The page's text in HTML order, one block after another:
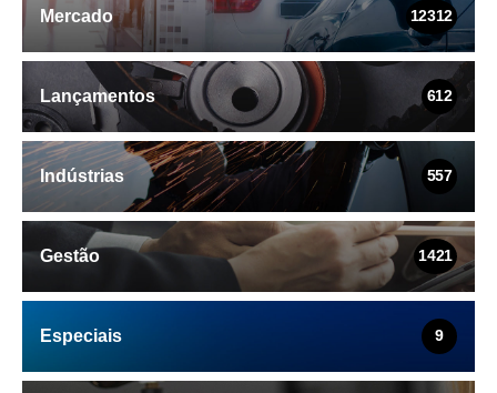
Mercado 12312
Lançamentos 612
Indústrias 557
Gestão 1421
Especiais 9